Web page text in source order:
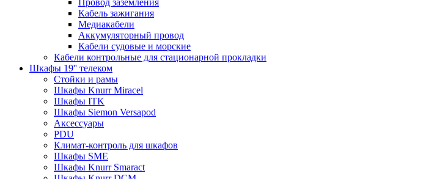
Кабель зажигания
Медиакабели
Аккумуляторный провод
Кабели судовые и морские
Кабели контрольные для стационарной прокладки
Шкафы 19'' телеком
Стойки и рамы
Шкафы Knurr Miracel
Шкафы ITK
Шкафы Siemon Versapod
Аксессуары
PDU
Климат-контроль для шкафов
Шкафы SME
Шкафы Knurr Smaract